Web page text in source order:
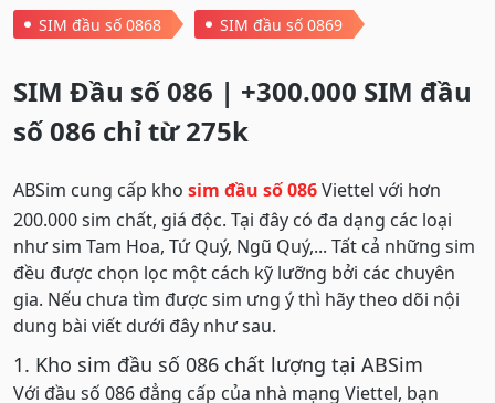
SIM đầu số 0868
SIM đầu số 0869
SIM Đầu số 086 | +300.000 SIM đầu
số 086 chỉ từ 275k
ABSim cung cấp kho sim đầu số 086Viettel với hơn
200.000 sim chất, giá độc. Tại đây có đa dạng các loại
như sim Tam Hoa, Tứ Quý, Ngũ Quý,... Tất cả những sim
đều được chọn lọc một cách kỹ lưỡng bởi các chuyên
gia. Nếu chưa tìm được sim ưng ý thì hãy theo dõi nội
dung bài viết dưới đây như sau.
1. Kho sim đầu số 086 chất lượng tại ABSim
Với đầu số 086 đẳng cấp của nhà mạng Viettel, bạn